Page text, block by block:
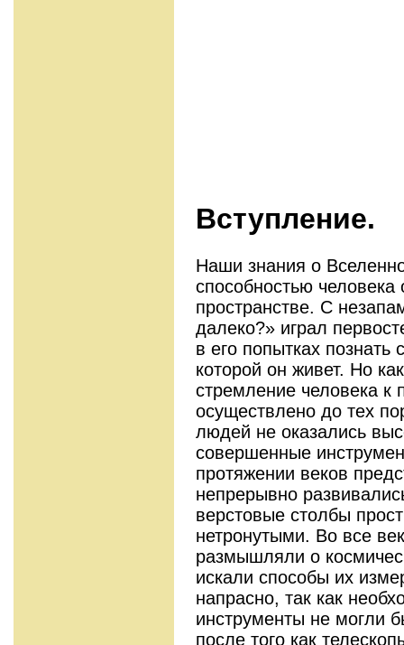
Вступление.
Наши знания о
способностью человека
пространстве. С
далеко?» играл
в его попытках познать
которой он живет. Но
стремление человека к
осуществлено до тех
людей не оказались
совершенные
протяжении веков
непрерывно
верстовые столбы
нетронутыми. Во все
размышляли о
искали способы их
напрасно, так как
инструменты не могли
после того как